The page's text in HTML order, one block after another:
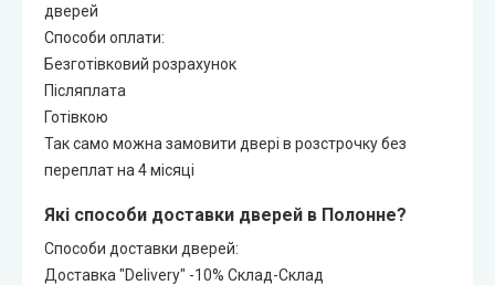
дверей
Способи оплати:
Безготівковий розрахунок
Післяплата
Готівкою
Так само можна замовити двері в розстрочку без
переплат на 4 місяці
Які способи доставки дверей в Полонне?
Способи доставки дверей:
Доставка "Delivery" -10% Склад-Склад